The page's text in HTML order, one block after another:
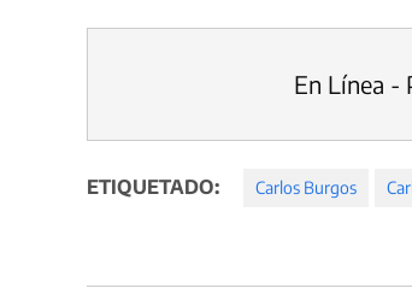
En Línea -
ETIQUETADO: Carlos Burgos